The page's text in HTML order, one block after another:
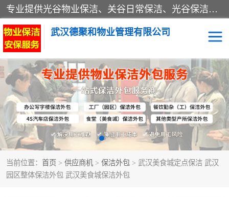
专业提供光谷物业保洁、关谷日常保洁、光谷保洁外包及武汉其他城区的单位日常保洁 武汉德聚和物业管理有限公司致力于打造中国专业物业保洁服务、日常保洁及其他保洁清洗外包服务。自公司成立以来提倡以先进的物业管理理念和模式经营，谋篇布局，以“至诚服务、精益求精、规范管理、锐意拓新”为质量方针，强化内部管理，为业主提供专业化、标准化和精细化的全方位物业服务，管理服务水平得到了广大业主和业内人士的一致好评。
武汉德聚和物业管理有限公司
当前位置： 首页 > 供应商机 > 保洁外包 > 武汉美食城定点保洁 武汉
园区整体保洁外包 武汉美食城保洁外包
保洁外包